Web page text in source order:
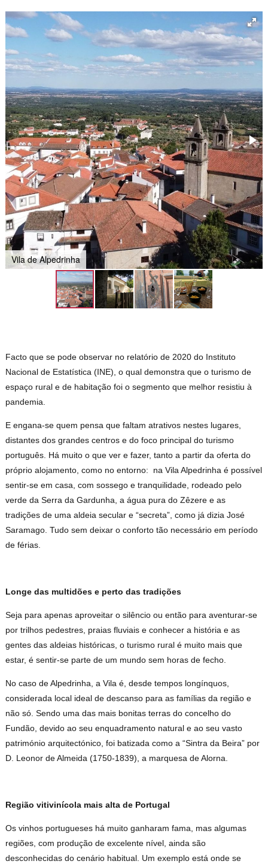
Vila de Alpedrinha
Facto que se pode observar no relatório de 2020 do Instituto
Nacional de Estatística (INE), o qual demonstra que o turismo de
espaço rural e de habitação foi o segmento que melhor resistiu à
pandemia.
E engana-se quem pensa que faltam atrativos nestes lugares,
distantes dos grandes centros e do foco principal do turismo
português. Há muito o que ver e fazer, tanto a partir da oferta do
próprio alojamento, como no entorno: na Vila Alpedrinha é possível
sentir-se em casa, com sossego e tranquilidade, rodeado pelo
verde da Serra da Gardunha, a água pura do Zêzere e as
tradições de uma aldeia secular e “secreta”, como já dizia José
Saramago. Tudo sem deixar o conforto tão necessário em período
de férias.
Longe das multidões e perto das tradições
Seja para apenas aproveitar o silêncio ou então para aventurar-se
por trilhos pedestres, praias fluviais e conhecer a história e as
gentes das aldeias históricas, o turismo rural é muito mais que
estar, é sentir-se parte de um mundo sem horas de fecho.
No caso de Alpedrinha, a Vila é, desde tempos longínquos,
considerada local ideal de descanso para as famílias da região e
não só. Sendo uma das mais bonitas terras do concelho do
Fundão, devido ao seu enquadramento natural e ao seu vasto
património arquitectónico, foi batizada como a “Sintra da Beira” por
D. Leonor de Almeida (1750-1839), a marquesa de Alorna.
Região vitivinícola mais alta de Portugal
Os vinhos portugueses há muito ganharam fama, mas algumas
regiões, com produção de excelente nível, ainda são
desconhecidas do cenário habitual. Um exemplo está onde se